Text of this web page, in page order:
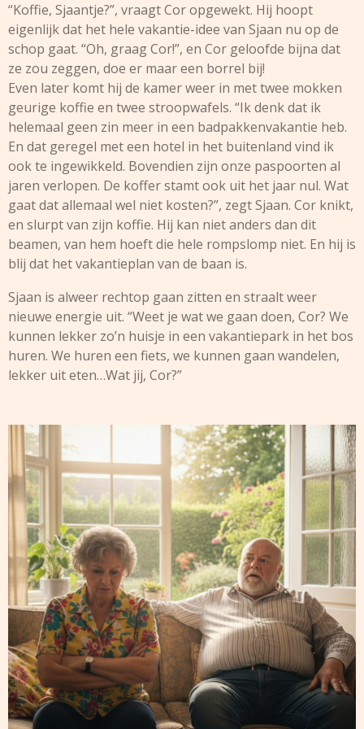
“Koffie, Sjaantje?”, vraagt Cor opgewekt. Hij hoopt
eigenlijk dat het hele vakantie-idee van Sjaan nu op de
schop gaat. “Oh, graag Cor!”, en Cor geloofde bijna dat
ze zou zeggen, doe er maar een borrel bij!
Even later komt hij de kamer weer in met twee mokken
geurige koffie en twee stroopwafels. “Ik denk dat ik
helemaal geen zin meer in een badpakkenvakantie heb.
En dat geregel met een hotel in het buitenland vind ik
ook te ingewikkeld. Bovendien zijn onze paspoorten al
jaren verlopen. De koffer stamt ook uit het jaar nul. Wat
gaat dat allemaal wel niet kosten?”, zegt Sjaan. Cor knikt,
en slurpt van zijn koffie. Hij kan niet anders dan dit
beamen, van hem hoeft die hele rompslomp niet. En hij is
blij dat het vakantieplan van de baan is.
Sjaan is alweer rechtop gaan zitten en straalt weer
nieuwe energie uit. “Weet je wat we gaan doen, Cor? We
kunnen lekker zo’n huisje in een vakantiepark in het bos
huren. We huren een fiets, we kunnen gaan wandelen,
lekker uit eten…Wat jij, Cor?”